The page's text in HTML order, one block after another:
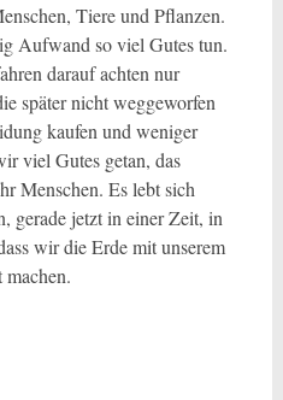
Tiere und Pflanzen.
Aufwand so viel Gutes tun.
darauf achten nur
später nicht weggeworfen
kaufen und weniger
viel Gutes getan, das
Menschen. Es lebt sich
gerade jetzt in einer Zeit, in
wir die Erde mit unserem